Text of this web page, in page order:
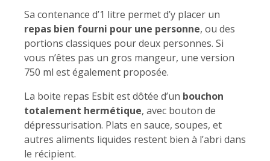
Sa contenance d’1 litre permet d’y placer un
repas bien fourni pour une personne, ou des
portions classiques pour deux personnes. Si
vous n’êtes pas un gros mangeur, une version
750 ml est également proposée.
La boite repas Esbit est dôtée d’un bouchon
totalement hermétique, avec bouton de
dépressurisation. Plats en sauce, soupes, et
autres aliments liquides restent bien à l’abri dans
le récipient.